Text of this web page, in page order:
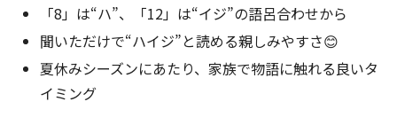
「8」は“ハ”、「12」は“イジ”の語呂合わせから
聞いただけで“ハイジ”と読める親しみやすさ😊
夏休みシーズンにあたり、家族で物語に触れる良いタ
イミング